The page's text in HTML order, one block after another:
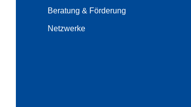
Beratung & Förderung
Netzwerke